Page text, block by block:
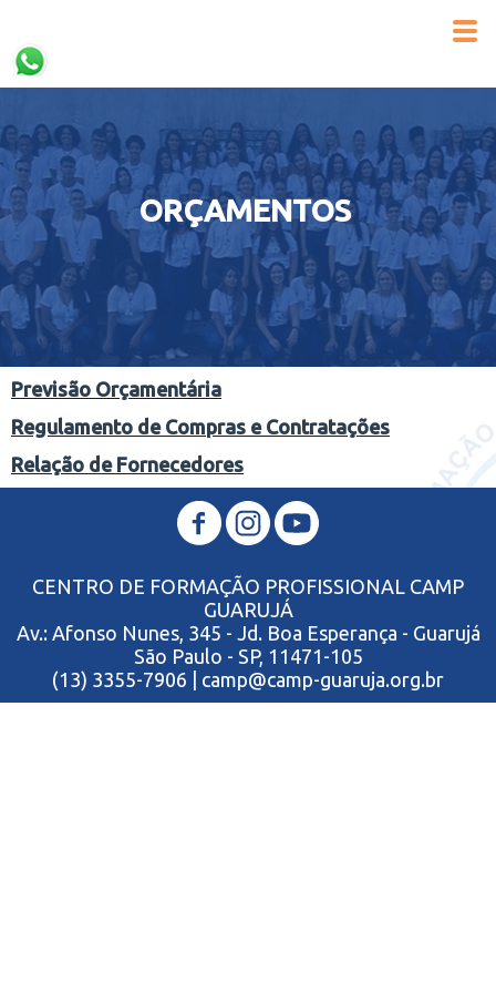
ORÇAMENTOS
Previsão Orçamentária
Regulamento de Compras e Contratações
Relação de Fornecedores
CENTRO DE FORMAÇÃO PROFISSIONAL CAMP
GUARUJÁ
Av.: Afonso Nunes, 345 - Jd. Boa Esperança - Guarujá
São Paulo - SP, 11471-105
(13) 3355-7906 | camp@camp-guaruja.org.br